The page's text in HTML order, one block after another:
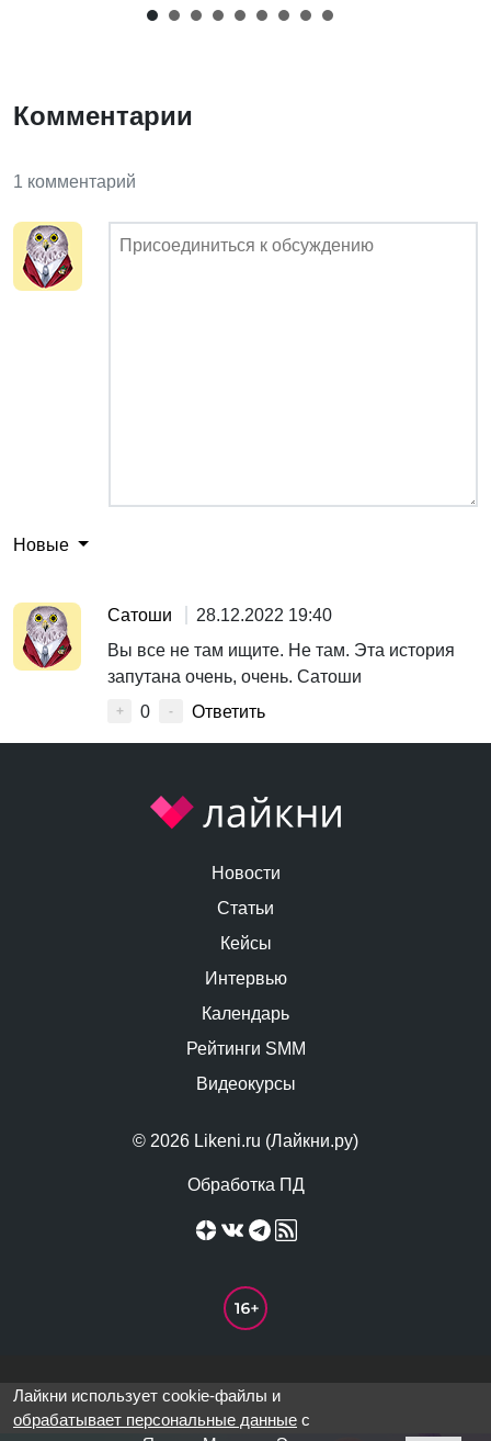
Комментарии
1 комментарий
Новые
Сатоши
28.12.2022 19:40
Вы все не там ищите. Не там. Эта история
запутана очень, очень. Сатоши
+ 0 - Ответить
© 2026 Likeni.ru (Лайкни.ру)
Обработка ПД
Новости
Статьи
Кейсы
Интервью
Календарь
Рейтинги SMM
Видеокурсы
Лайкни использует cookie-файлы и
обрабатывает персональные данные с